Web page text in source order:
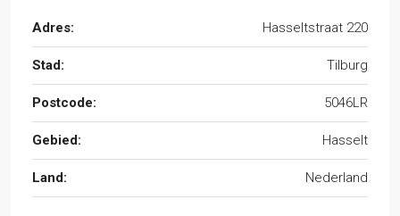
Adres: Hasseltstraat 220
Stad: Tilburg
Postcode: 5046LR
Gebied: Hasselt
Land: Nederland